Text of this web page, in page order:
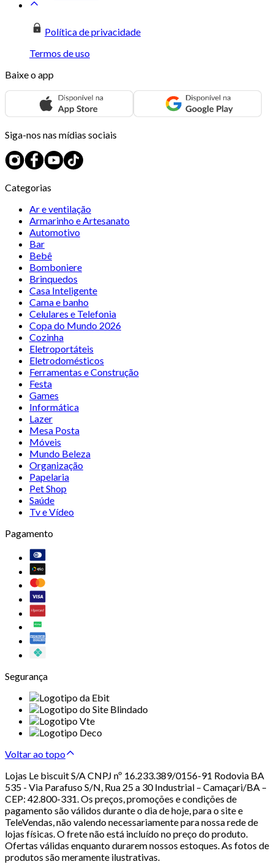
Política de privacidade
Termos de uso
Baixe o app
Siga-nos nas mídias sociais
Categorias
Ar e ventilação
Armarinho e Artesanato
Automotivo
Bar
Bebê
Bomboniere
Brinquedos
Casa Inteligente
Cama e banho
Celulares e Telefonia
Copa do Mundo 2026
Cozinha
Eletroportáteis
Eletrodomésticos
Ferramentas e Construção
Festa
Games
Informática
Lazer
Mesa Posta
Móveis
Mundo Beleza
Organização
Papelaria
Pet Shop
Saúde
Tv e Vídeo
Pagamento
Segurança
Voltar ao topo
Lojas Le biscuit S/A CNPJ nº 16.233.389/0156-91 Rodovia BA
535 - Via Parafuso S/N, Rua 25 a 30 Industrial – Camaçari/BA –
CEP: 42.800-331. Os preços, promoções e condições de
pagamento são válidos durante o dia de hoje, para o site e
TeleVendas, não valendo necessariamente para nossa rede de
lojas físicas. O frete não está incluído no preço do produto.
Ofertas válidas enquanto durarem nossos estoques. As fotos de
produtos são meramente ilustrativas.